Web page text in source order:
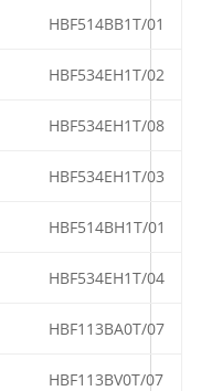
HBF514BB1T/01
HBF534EH1T/02
HBF534EH1T/08
HBF534EH1T/03
HBF514BH1T/01
HBF534EH1T/04
HBF113BA0T/07
HBF113BV0T/07